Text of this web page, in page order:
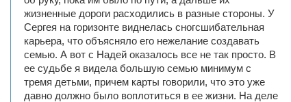
жизненные дороги расходились в разные стороны. У
Сергея на горизонте виднелась сногсшибательная
карьера, что объясняло его нежелание создавать
семью. А вот с Надей оказалось все не так просто. В
ее судьбе я видела большую семью минимум с
тремя детьми, причем карты говорили, что это уже
давно должно было воплотиться в ее жизни. На деле